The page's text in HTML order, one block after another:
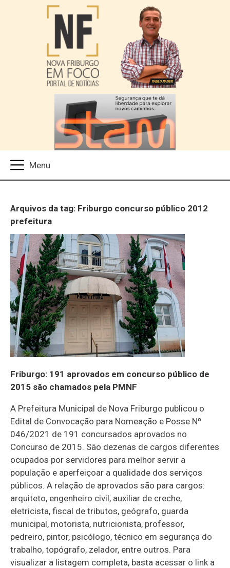
Arquivos da tag: Friburgo concurso público 2012
prefeitura
Friburgo: 191 aprovados em concurso público de
2015 são chamados pela PMNF
A Prefeitura Municipal de Nova Friburgo publicou o
Edital de Convocação para Nomeação e Posse Nº
046/2021 de 191 concursados aprovados no
Concurso de 2015. São dezenas de cargos diferentes
ocupados por servidores para melhor servir a
população e aperfeiçoar a qualidade dos serviços
públicos. A relação de aprovados são para cargos:
arquiteto, engenheiro civil, auxiliar de creche,
eletricista, fiscal de tributos, geógrafo, guarda
municipal, motorista, nutricionista, professor,
pedreiro, pintor, psicólogo, técnico em segurança do
trabalho, topógrafo, zelador, entre outros. Para
visualizar a listagem completa, basta acessar o link a